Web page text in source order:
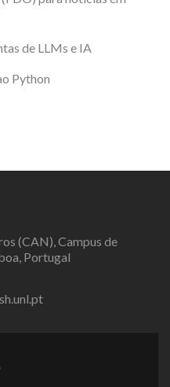
de LLMs e IA
Python
(CAN), Campus de
Portugal